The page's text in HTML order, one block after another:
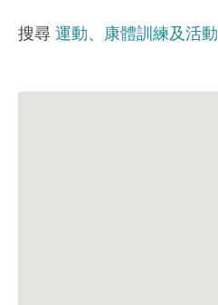
搜尋 運動、康體訓練及活動